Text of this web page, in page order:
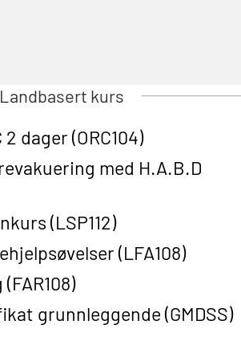
Landbasert kurs
2 dager (ORC104)
med H.A.B.D
(LSP112)
(LFA108)
grunnleggende (GMDSS)